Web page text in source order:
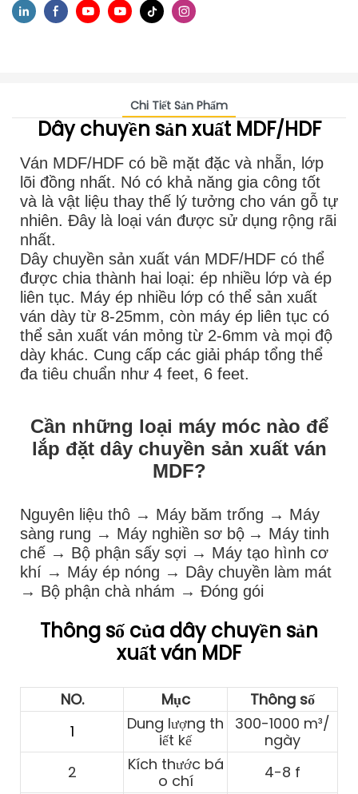
Chi Tiết Sản Phẩm
Dây chuyền sản xuất MDF/HDF
Ván MDF/HDF có bề mặt đặc và nhẵn, lớp
lõi đồng nhất. Nó có khả năng gia công tốt
và là vật liệu thay thế lý tưởng cho ván gỗ tự
nhiên. Đây là loại ván được sử dụng rộng rãi
nhất.
Dây chuyền sản xuất ván MDF/HDF có thể
được chia thành hai loại: ép nhiều lớp và ép
liên tục. Máy ép nhiều lớp có thể sản xuất
ván dày từ 8-25mm, còn máy ép liên tục có
thể sản xuất ván mỏng từ 2-6mm và mọi độ
dày khác. Cung cấp các giải pháp tổng thể
đa tiêu chuẩn như 4 feet, 6 feet.
Cần những loại máy móc nào để
lắp đặt dây chuyền sản xuất ván
MDF?
Nguyên liệu thô → Máy băm trống → Máy
sàng rung → Máy nghiền sơ bộ → Máy tinh
chế → Bộ phận sấy sợi → Máy tạo hình cơ
khí → Máy ép nóng → Dây chuyền làm mát
→ Bộ phận chà nhám → Đóng gói
Thông số của dây chuyền sản
xuất ván MDF
NO. Mục
Thông số
1
Dung lượng th
iết kế
300-1000 m³/
ngày
2
Kích thước bá
o chí
4-8 f